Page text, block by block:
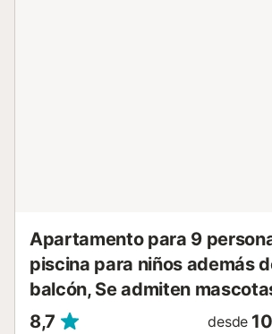
Apartamento para 9
piscina para niños además
balcón, Se admiten
8,7
desde